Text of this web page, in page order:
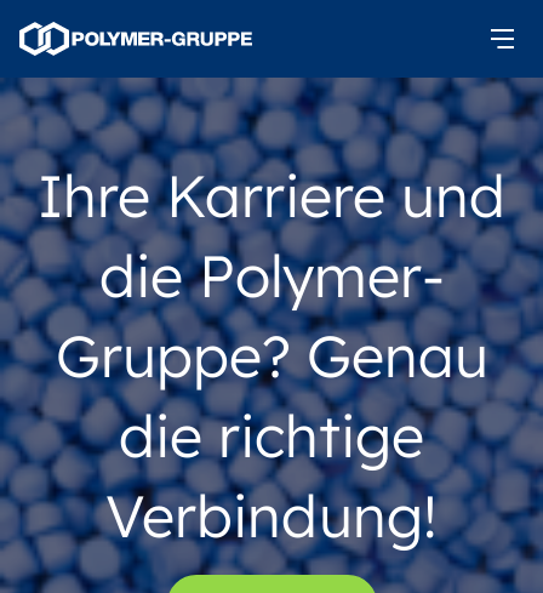
Ihre Karriere und
die Polymer-
Gruppe? Genau
die richtige
Verbindung!